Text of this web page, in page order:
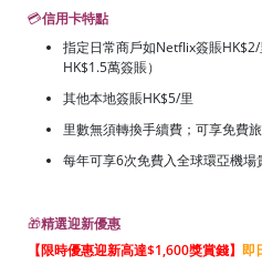
💳信用卡特點
指定日常商戶如Netflix簽賬
HK$1.5萬簽賬）
其他本地簽賬HK$5/里
里數無須轉換手續費；可享免費
每年可享6次免費入全球環亞機場
🎁精選迎新優惠
【限時優惠迎新高達$1,600獎賞錢】 即